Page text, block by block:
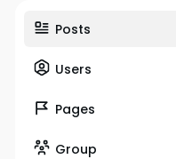
Posts
Users
Pages
Group